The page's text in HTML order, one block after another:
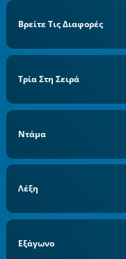
Βρείτε Τις Διαφορές
Τρία Στη Σειρά
Ντάμα
Λέξη
Εξάγωνο